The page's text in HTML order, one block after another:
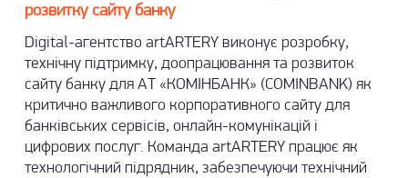
розвитку сайту банку
Digital-агентство artARTERY виконує розробку,
технічну підтримку, доопрацювання та розвиток
сайту банку для АТ «КОМІНБАНК» (COMINBANK) як
критично важливого корпоративного сайту для
банківських сервісів, онлайн-комунікацій і
цифрових послуг. Команда artARTERY працює як
технологічний підрядник, забезпечуючи технічний